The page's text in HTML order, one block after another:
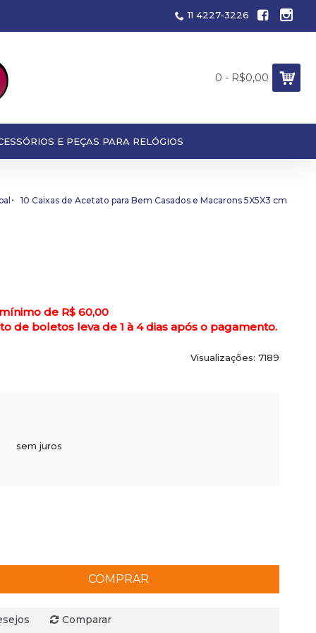
11 4227-3226
0 - R$0,00
E PEÇAS PARA RELÓGIOS
10 Caixas de Acetato para Bem Casados e Macarons 5X5X3 cm
de R$ 60,00
de boletos leva de 1 à 4 dias após o pagamento.
Visualizações: 7189
sem juros
COMPRAR
Comparar